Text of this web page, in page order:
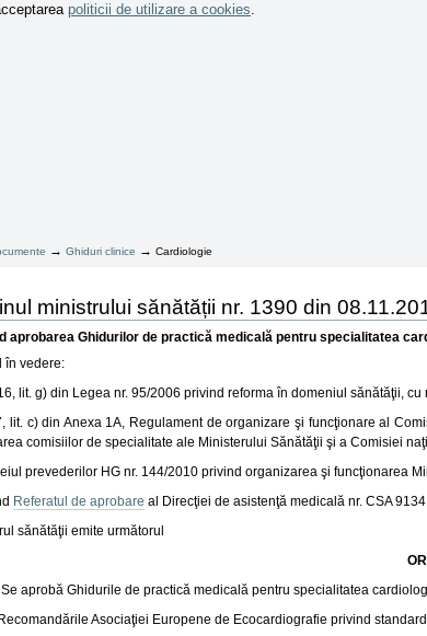
politicii de utilizare a cookies.
→Ghiduri clinice →Cardiologie
ministrului sănătății nr. 1390 din
aprobarea Ghidurilor de practică medicală pentru specialitatea
în vedere:
lit. g) din Legea nr. 95/2006 privind reforma în domeniul sănătăţii,
lit. c) din Anexa 1A, Regulament de organizare şi funcţionare al
comisiilor de specialitate ale Ministerului Sănătăţii şi a Comisiei
prevederilor HG nr. 144/2010 privind organizarea şi funcţionarea
Referatul de aprobare al Direcţiei de asistenţă medicală nr. CSA
sănătăţii emite următorul
Se aprobă Ghidurile de practică medicală pentru specialitatea
Asociaţiei Europene de Ecocardiografie privind